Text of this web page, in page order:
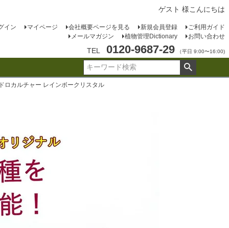
ゲスト 様こんにちは
イン マイページ 会社概要ページを見る 新規会員登録
ご利用ガイド
メールマガジン
植物管理Dictionary お問い合わせ
TEL 0120-9687-29 （平日 9:00〜16:00)
ロカルチャー レインボークリスタル